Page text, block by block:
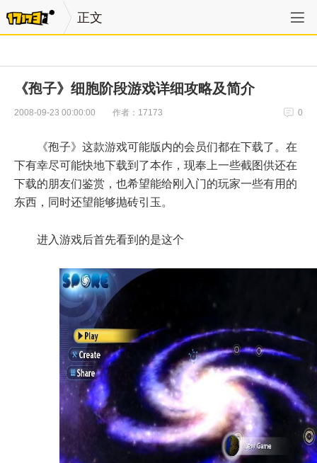
正文
《孢子》细胞阶段游戏详细攻略及简介
2008-09-23 00:00:00 作者：17173 0
《孢子》这款游戏可能版内的会员们都在下载了。在
下有幸尽可能快地下载到了本作，现奉上一些截图供还在
下载的朋友们鉴赏，也希望能给刚入门的玩家一些有用的
东西，同时还望能够抛砖引玉。
进入游戏后首先看到的是这个